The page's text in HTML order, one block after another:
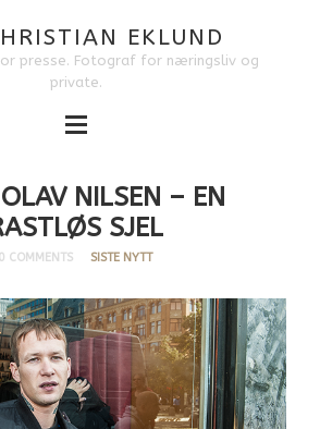
EKLUND
presse. Fotograf for næringsliv og
private.
NILSEN – EN
SJEL
0 COMMENTS SISTE NYTT